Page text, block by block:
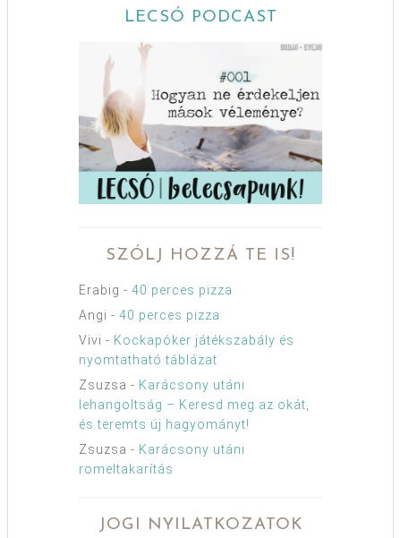
LECSÓ PODCAST
SZÓLJ HOZZÁ TE IS!
Erabig - 40 perces pizza
Angi - 40 perces pizza
Vivi - Kockapóker játékszabály és
nyomtatható táblázat
Zsuzsa - Karácsony utáni
lehangoltság – Keresd meg az okát,
és teremts új hagyományt!
Zsuzsa - Karácsony utáni
romeltakarítás
JOGI NYILATKOZATOK